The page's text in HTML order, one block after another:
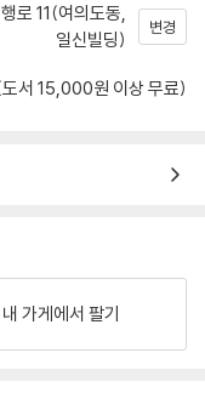
로 11(여의도동,
일신빌딩)
변경
서 15,000원 이상 무료)
내 가게에서 팔기